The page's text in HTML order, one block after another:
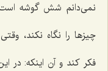
نمی‌دانم شش گوشه
چیزها را نگاه نكند،
فكر كند و آن اینكه: در